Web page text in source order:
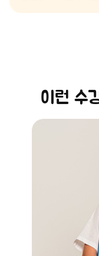
이런 수